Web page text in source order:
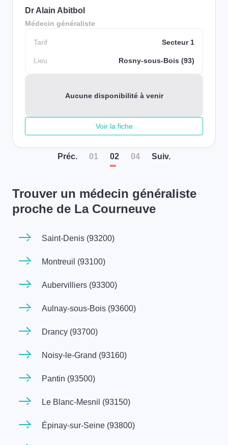
Dr Alain Abitbol
Médecin généraliste
Tarif Secteur 1
Lieu Rosny-sous-Bois (93)
Aucune disponibilité à venir
Voir la fiche
Préc. 01 02 04 Suiv.
Trouver un médecin généraliste
proche de La Courneuve
Saint-Denis (93200)
Montreuil (93100)
Aubervilliers (93300)
Aulnay-sous-Bois (93600)
Drancy (93700)
Noisy-le-Grand (93160)
Pantin (93500)
Le Blanc-Mesnil (93150)
Épinay-sur-Seine (93800)